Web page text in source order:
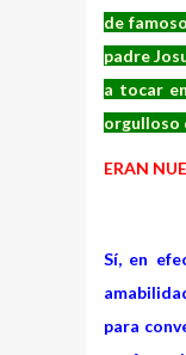
de
padre
a tocar
orgulloso
ERAN
Sí, en
para